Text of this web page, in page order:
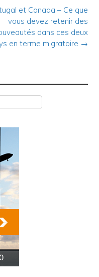
et Canada – Ce que
vous devez retenir des
dans ces deux
en terme migratoire →